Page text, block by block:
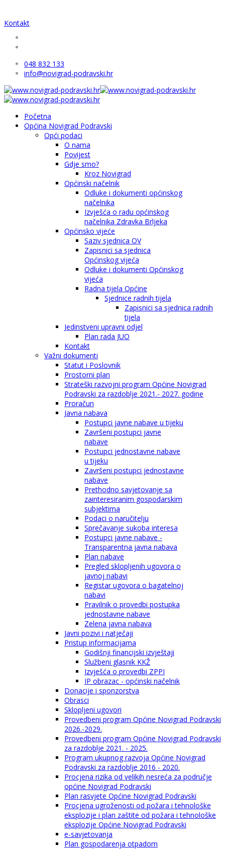
Kontakt
048 832 133
info@novigrad-podravski.hr
Početna
Općina Novigrad Podravski
Opći podaci
O nama
Povijest
Gdje smo?
Kroz Novigrad
Općinski načelnik
Odluke i dokumenti općinskog
načelnika
Izvješća o radu općinskog
načelnika Zdravka Brljeka
Općinsko vijeće
Saziv sjednica OV
Zapisnici sa sjednica
Općinskog vijeća
Odluke i dokumenti Općinskog
vijeća
Radna tijela Općine
Sjednice radnih tijela
Zapisnici sa sjednica radnih
tijela
Jedinstveni upravni odjel
Plan rada JUO
Kontakt
Važni dokumenti
Statut i Poslovnik
Prostorni plan
Strateški razvojni program Općine Novigrad
Podravski za razdoblje 2021.- 2027. godine
Proračun
Javna nabava
Postupci javne nabave u tijeku
Završeni postupci javne
nabave
Postupci jednostavne nabave
u tijeku
Završeni postupci jednostavne
nabave
Prethodno savjetovanje sa
zainteresiranim gospodarskim
subjektima
Podaci o naručitelju
Sprečavanje sukoba interesa
Postupci javne nabave -
Transparentna javna nabava
Plan nabave
Pregled sklopljenih ugovora o
javnoj nabavi
Registar ugovora o bagatelnoj
nabavi
Pravilnik o provedbi postupka
jednostavne nabave
Zelena javna nabava
Javni pozivi i natječaji
Pristup informacijama
Godišnji financijski izvještaji
Službeni glasnik KKŽ
Izvješća o provedbi ZPPI
IP obrazac - općinski načelnik
Donacije i sponzorstva
Obrasci
Sklopljeni ugovori
Provedbeni program Općine Novigrad Podravski
2026.-2029.
Provedbeni program Općine Novigrad Podravski
za razdoblje 2021. - 2025.
Program ukupnog razvoja Općine Novigrad
Podravski za razdoblje 2016 - 2020.
Procjena rizika od velikih nesreća za područje
općine Novigrad Podravski
Plan rasvjete Općine Novigrad Podravski
Procjena ugroženosti od požara i tehnološke
eksplozije i plan zaštite od požara i tehnološke
eksplozije Općine Novigrad Podravski
e-savjetovanja
Plan gospodarenja otpadom